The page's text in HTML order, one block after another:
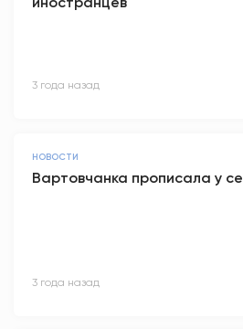
3 года назад
НОВОСТИ
Вартовчанка прописала у
3 года назад